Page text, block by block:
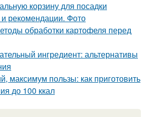
корзину для посадки
рекомендации. Фото
обработки картофеля перед
ингредиент: альтернативы
максимум пользы: как приготовить
до 100 ккал